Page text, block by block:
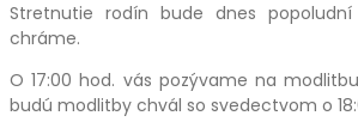
Stretnutie rodín bude dnes
chráme.
O 17:00 hod. vás pozývame na
budú modlitby chvál so svedectvom o